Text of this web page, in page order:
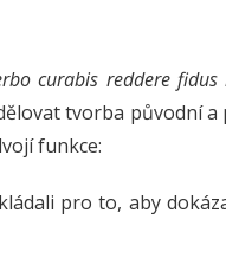
curabis reddere fidus
tvorba původní a
funkce:
pro to, aby